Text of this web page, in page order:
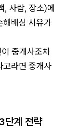
, 사람, 장소)에
해배상 사유가
중개사조차
고라면 중개사
단계 전략